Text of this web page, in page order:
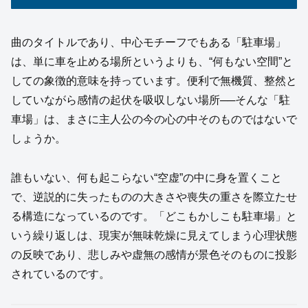
曲のタイトルであり、中心モチーフでもある「駐車場」
は、単に車を止める場所というよりも、“何もない空間”と
しての象徴的意味を持っています。便利で無機質、整然と
していながら感情の起伏を吸収しない場所──そんな「駐
車場」は、まさに主人公の今の心の中そのものではないで
しょうか。
誰もいない、何も起こらない“空虚”の中に身を置くこと
で、逆説的に失ったものの大きさや喪失の重さを際立たせ
る構造になっているのです。「どこもかしこも駐車場」と
いう繰り返しは、現実が無味乾燥に見えてしまう心理状態
の反映であり、悲しみや虚無の感情が景色そのものに投影
されているのです。